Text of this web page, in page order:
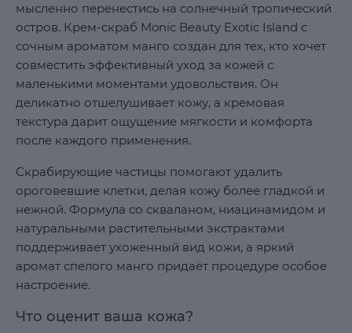
мысленно перенестись на солнечный тропический
остров. Крем-скраб Monic Beauty Exotic Island с
сочным ароматом манго создан для тех, кто хочет
совместить эффективный уход за кожей с
маленькими моментами удовольствия. Он
деликатно отшелушивает кожу, а кремовая
текстура дарит ощущение мягкости и комфорта
после каждого применения.
Скрабирующие частицы помогают удалить
ороговевшие клетки, делая кожу более гладкой и
нежной. Формула со скваланом, ниацинамидом и
натуральными растительными экстрактами
поддерживает ухоженный вид кожи, а яркий
аромат спелого манго придаёт процедуре особое
настроение.
Что оценит ваша кожа?